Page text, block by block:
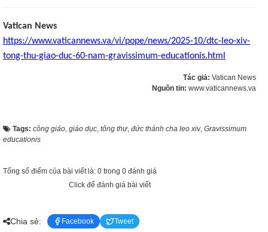
Vatican News
https://www.vaticannews.va/vi/pope/news/2025-10/dtc-leo-xiv-
tong-thu-giao-duc-60-nam-gravissimum-educationis.html
Tác giả: Vatican News
Nguồn tin: www.vaticannews.va
Tags: công giáo, giáo dục, tông thư, đức thánh cha leo xiv, Gravissimum
educationis
Tổng số điểm của bài viết là: 0 trong 0 đánh giá
Click để đánh giá bài viết
Chia sẻ: Facebook Tweet